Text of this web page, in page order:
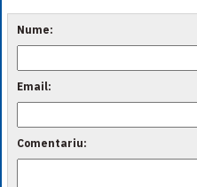
Nume:
Email:
Comentariu: